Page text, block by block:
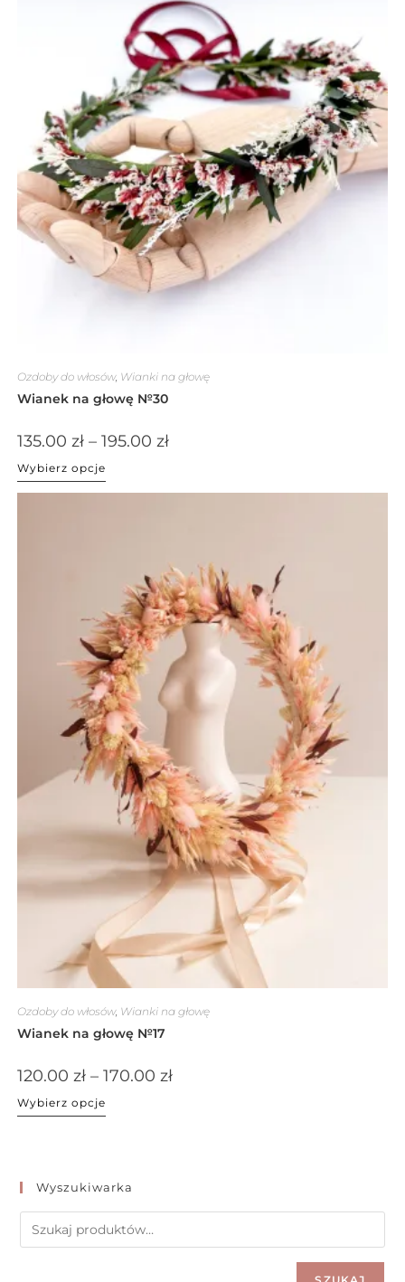
Ozdoby do włosów, Wianki na głowę
Wianek na głowę №30
135.00 zł – 195.00 zł
Wybierz opcje
Ozdoby do włosów, Wianki na głowę
Wianek na głowę №17
120.00 zł – 170.00 zł
Wybierz opcje
Wyszukiwarka